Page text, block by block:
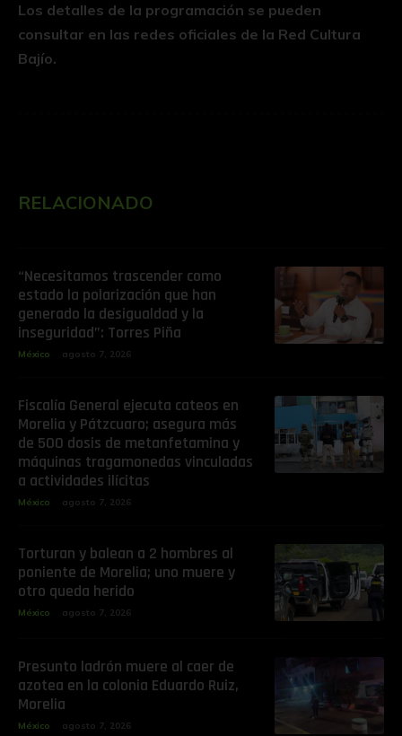
Los detalles de la programación se pueden
consultar en las redes oficiales de la Red Cultura
Bajío.
RELACIONADO
“Necesitamos trascender como
estado la polarización que han
generado la desigualdad y la
inseguridad”: Torres Piña
México agosto 7, 2026
Fiscalía General ejecuta cateos en
Morelia y Pátzcuaro; asegura más
de 500 dosis de metanfetamina y
máquinas tragamonedas vinculadas
a actividades ilícitas
México agosto 7, 2026
Torturan y balean a 2 hombres al
poniente de Morelia; uno muere y
otro queda herido
México agosto 7, 2026
Presunto ladrón muere al caer de
azotea en la colonia Eduardo Ruiz,
Morelia
México agosto 7, 2026